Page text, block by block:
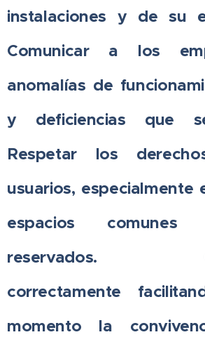
instalaciones y de su
Comunicar a los
anomalías de
y deficiencias que
Respetar los
usuarios, especialmente
espacios comunes
reservados.
correctamente
momento la